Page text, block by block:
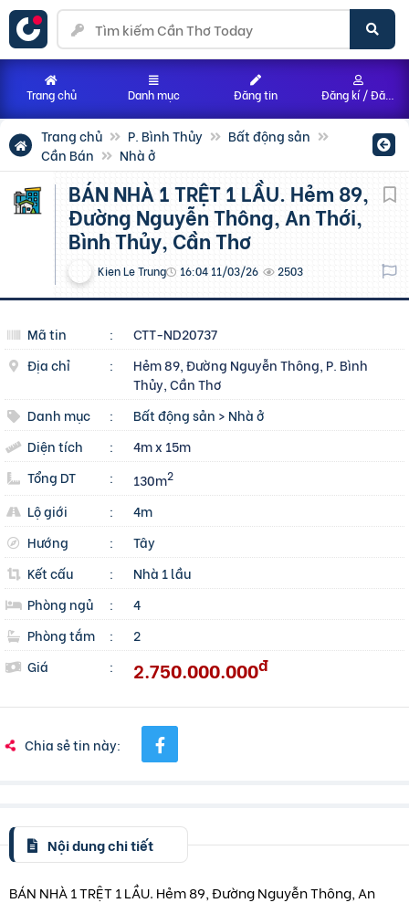
Trang chủ P. Bình Thủy
Bất động sản
Cần Bán
Nhà ở
BÁN NHÀ 1 TRỆT 1 LẦU. Hẻm 89,
Đường Nguyễn Thông, An Thới,
Bình Thủy, Cần Thơ
Kien Le Trung 16:04 11/03/26 2503
Mã tin :
CTT-ND20737
Địa chỉ
:
Hẻm 89, Đường Nguyễn Thông, P. Bình
Thủy, Cần Thơ
Danh mục
: Bất động sản > Nhà ở
Diện tích
:
4m x 15m
Tổng DT
: 130m2
Lộ giới :
4m
Hướng
:
Tây
Kết cấu
:
Nhà 1 lầu
Phòng ngủ
:
4
Phòng tắm
:
2
Giá
: 2.750.000.000đ
Chia sẻ tin này:
Nội dung chi tiết
BÁN NHÀ 1 TRỆT 1 LẦU. Hẻm 89, Đường Nguyễn Thông, An
Trang chủ Danh mục Đăng tin